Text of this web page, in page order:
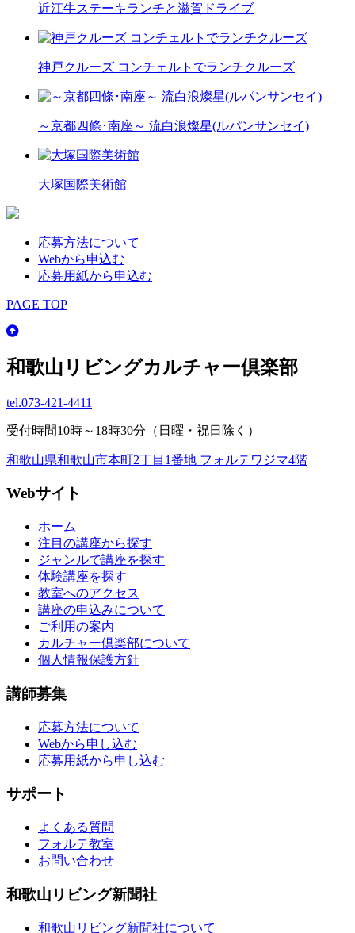
近江牛ステーキランチと滋賀ドライブ
神戸クルーズ コンチェルトでランチクルーズ
～京都四條･南座～ 流白浪燦星(ルパンサンセイ)
大塚国際美術館
応募方法について
Webから申込む
応募用紙から申込む
PAGE TOP
和歌山リビングカルチャー倶楽部
tel.073-421-4411
受付時間10時～18時30分（日曜・祝日除く）
和歌山県和歌山市本町2丁目1番地 フォルテワジマ4階
Webサイト
ホーム
注目の講座から探す
ジャンルで講座を探す
体験講座を探す
教室へのアクセス
講座の申込みについて
ご利用の案内
カルチャー倶楽部について
個人情報保護方針
講師募集
応募方法について
Webから申し込む
応募用紙から申し込む
サポート
よくある質問
フォルテ教室
お問い合わせ
和歌山リビング新聞社
和歌山リビング新聞社について